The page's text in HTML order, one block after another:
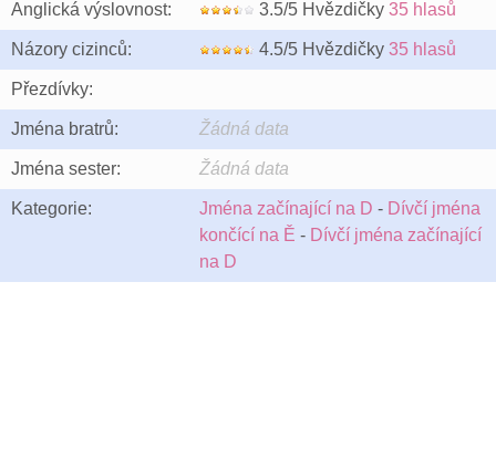
Anglická výslovnost: 3.5/5 Hvězdičky 35 hlasů
Názory cizinců: 4.5/5 Hvězdičky 35 hlasů
Přezdívky:
Jména bratrů: Žádná data
Jména sester: Žádná data
Kategorie: Jména začínající na D - Dívčí jména
končící na Ě - Dívčí jména začínající
na D